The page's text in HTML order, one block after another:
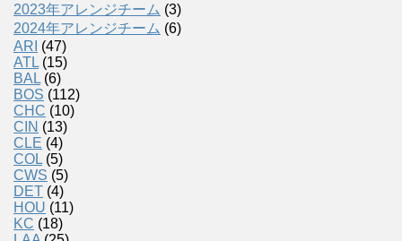
2023年アレンジチーム (3)
2024年アレンジチーム (6)
ARI (47)
ATL (15)
BAL (6)
BOS (112)
CHC (10)
CIN (13)
CLE (4)
COL (5)
CWS (5)
DET (4)
HOU (11)
KC (18)